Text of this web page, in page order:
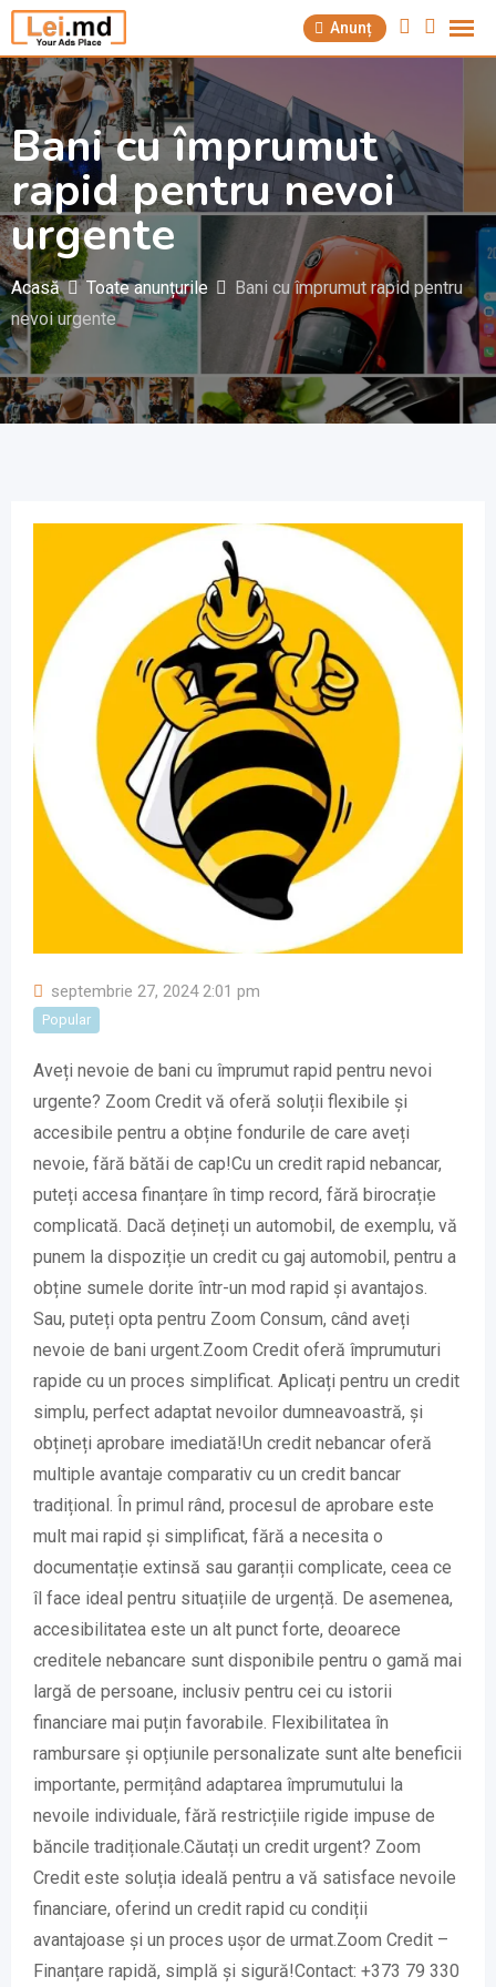
Săriți
la
conținut
Anunț
Bani cu împrumut
rapid pentru nevoi
urgente
Acasă Toate anunțurile
Bani cu împrumut rapid pentru
nevoi urgente
septembrie 27, 2024 2:01 pm
Popular
Aveți nevoie de bani cu împrumut rapid pentru nevoi
urgente? Zoom Credit vă oferă soluții flexibile și
accesibile pentru a obține fondurile de care aveți
nevoie, fără bătăi de cap!Cu un credit rapid nebancar,
puteți accesa finanțare în timp record, fără birocrație
complicată. Dacă dețineți un automobil, de exemplu, vă
punem la dispoziție un credit cu gaj automobil, pentru a
obține sumele dorite într-un mod rapid și avantajos.
Sau, puteți opta pentru Zoom Consum, când aveți
nevoie de bani urgent.Zoom Credit oferă împrumuturi
rapide cu un proces simplificat. Aplicați pentru un credit
simplu, perfect adaptat nevoilor dumneavoastră, și
obțineți aprobare imediată!Un credit nebancar oferă
multiple avantaje comparativ cu un credit bancar
tradițional. În primul rând, procesul de aprobare este
mult mai rapid și simplificat, fără a necesita o
documentație extinsă sau garanții complicate, ceea ce
îl face ideal pentru situațiile de urgență. De asemenea,
accesibilitatea este un alt punct forte, deoarece
creditele nebancare sunt disponibile pentru o gamă mai
largă de persoane, inclusiv pentru cei cu istorii
financiare mai puțin favorabile. Flexibilitatea în
rambursare și opțiunile personalizate sunt alte beneficii
importante, permițând adaptarea împrumutului la
nevoile individuale, fără restricțiile rigide impuse de
băncile tradiționale.Căutați un credit urgent? Zoom
Credit este soluția ideală pentru a vă satisface nevoile
financiare, oferind un credit rapid cu condiții
avantajoase și un proces ușor de urmat.Zoom Credit –
Finanțare rapidă, simplă și sigură!Contact: +373 79 330